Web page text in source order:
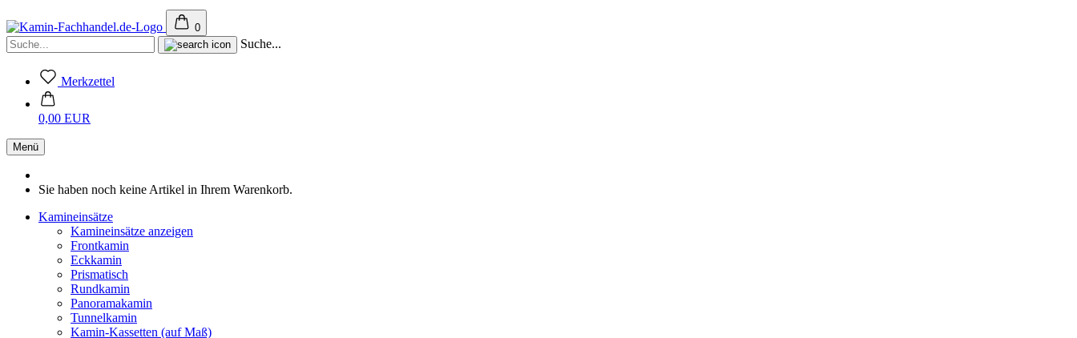
0
Suche...
Merkzettel
0,00 EUR
Menü
Sie haben noch keine Artikel in Ihrem Warenkorb.
Kamineinsätze
Kamineinsätze anzeigen
Frontkamin
Eckkamin
Prismatisch
Rundkamin
Panoramakamin
Tunnelkamin
Kamin-Kassetten (auf Maß)